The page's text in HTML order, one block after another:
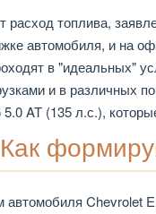
топлива,
автомобиля, и на
в "идеальных"
и в различных
AT (135 л.с.),
Как
Chevrolet